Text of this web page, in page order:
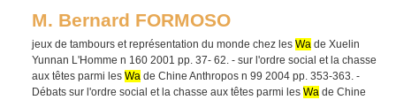
M. Bernard FORMOSO
jeux de tambours et représentation du monde chez les Wa de Xuelin
Yunnan L'Homme n 160 2001 pp. 37- 62. - sur l'ordre social et la chasse
aux têtes parmi les Wa de Chine Anthropos n 99 2004 pp. 353-363. -
Débats sur l'ordre social et la chasse aux têtes parmi les Wa de Chine